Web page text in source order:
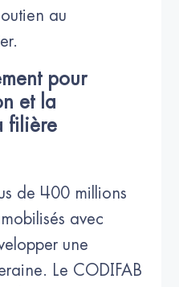
au
pour
et la
filière
de 400 millions
avec
une
Le CODIFAB